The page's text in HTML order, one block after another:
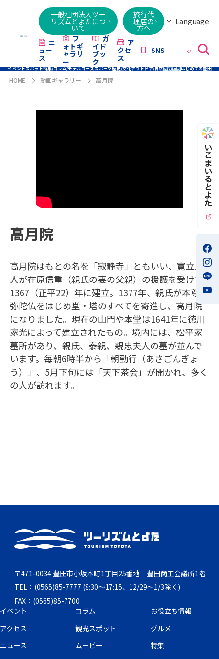
一般社団法人ツー
リズムとよたにつ
いて
旅行代
理店の
方へ
Language
Việt
ニ
ュー
ス
フ
ォトギ
ャラリ
ー
ガ
イド
ブッ
ク
ア
クセ
ス
SNS
イベントスポット特集/コラム/モデルコーススポーツ歴史/文化アウトドア/自然お役立ちはじめての豊田
HOME 動画ギャラリー 高月院
高月院
高月院はもとの名を「寂静寺」ともいい、寛立上
人が在原信重（親氏の妻の父親）の援護を受けて
1367（正平22）年に建立。1377年、親氏が本尊阿
弥陀仏をはじめ堂・塔のすべてを寄進し、高月院
になりました。現在の山門や本堂は1641年に徳川
家光によって建立されたもの。境内には、松平家
墓所があり、親氏、泰親、親忠夫人の墓が並んで
います。毎朝6時半から「朝勤行（あさごんぎょ
う）」、5月下旬には「天下茶会」が開かれ、多く
の人が訪れます。
〒471-0034 豊田市小坂本町1丁目25番地 豊田商工会議所1階
TEL：(0565)85-7777 (8:30～17:15、12/29～1/3除く)
FAX：(0565)85-7700
イベント
コラム
お役立ち情報
アクセス
観光スポット
グルメ
ニュース
ムービー
特集